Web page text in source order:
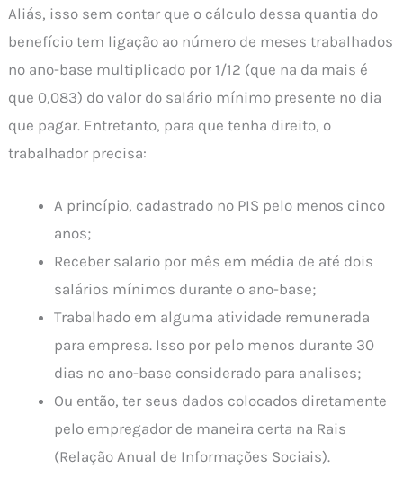
Aliás, isso sem contar que o cálculo dessa quantia do
benefício tem ligação ao número de meses trabalhados
no ano-base multiplicado por 1/12 (que na da mais é
que 0,083) do valor do salário mínimo presente no dia
que pagar. Entretanto, para que tenha direito, o
trabalhador precisa:
A princípio, cadastrado no PIS pelo menos cinco
anos;
Receber salario por mês em média de até dois
salários mínimos durante o ano-base;
Trabalhado em alguma atividade remunerada
para empresa. Isso por pelo menos durante 30
dias no ano-base considerado para analises;
Ou então, ter seus dados colocados diretamente
pelo empregador de maneira certa na Rais
(Relação Anual de Informações Sociais).